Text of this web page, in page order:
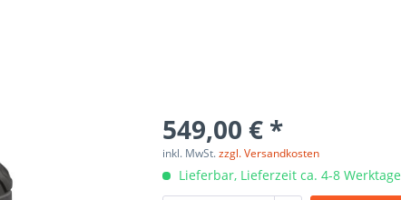
549,00 € *
inkl. MwSt.zzgl. Versandkosten
Lieferbar, Lieferzeit ca. 4-8 Werktage